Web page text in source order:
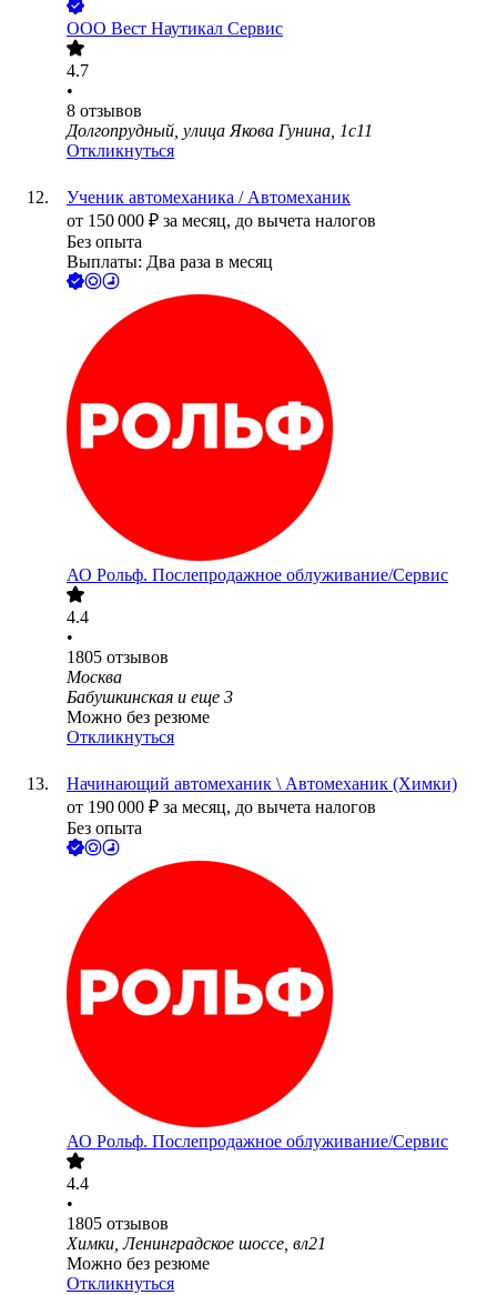
ООО Вест Наутикал Сервис
4.7
•
8 отзывов
Долгопрудный, улица Якова Гунина, 1с11
Откликнуться
Ученик автомеханика / Автомеханик
от 150 000 ₽ за месяц, до вычета налогов
Без опыта
Выплаты: Два раза в месяц
АО Рольф. Послепродажное облуживание/Сервис
4.4
•
1805 отзывов
Москва
Бабушкинская и еще 3
Можно без резюме
Откликнуться
Начинающий автомеханик \ Автомеханик (Химки)
от 190 000 ₽ за месяц, до вычета налогов
Без опыта
АО Рольф. Послепродажное облуживание/Сервис
4.4
•
1805 отзывов
Химки, Ленинградское шоссе, вл21
Можно без резюме
Откликнуться